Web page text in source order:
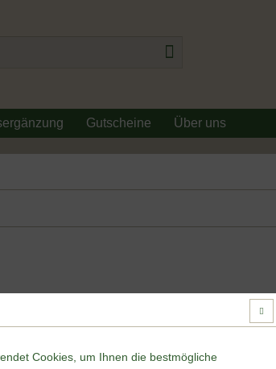
Gutscheine Über uns
Cookies, um Ihnen die bestmögliche